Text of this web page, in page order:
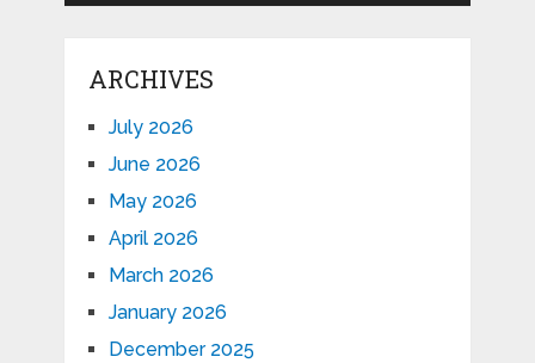
ARCHIVES
July 2026
June 2026
May 2026
April 2026
March 2026
January 2026
December 2025